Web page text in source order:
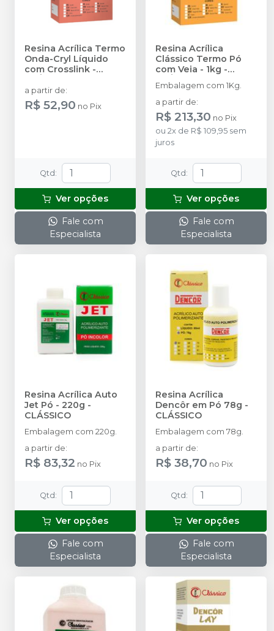
Resina Acrílica Termo
Onda-Cryl Líquido
com Crosslink -
a partir de:
R$ 52,90 no Pix
Qtd :
Ver opções
Fale com
Especialista
Resina Acrílica
Clássico Termo Pó
com Veia - 1kg -
CLÁSSICO
Embalagem com 1Kg.
a partir de:
R$ 213,30 no Pix
ou 2x de R$ 109,95 sem
juros
Qtd :
Ver opções
Fale com
Especialista
Resina Acrílica Auto
Jet Pó - 220g -
CLÁSSICO
Embalagem com 220g.
a partir de:
R$ 83,32 no Pix
Qtd :
Ver opções
Fale com
Especialista
Resina Acrílica
Dencôr em Pó 78g -
CLÁSSICO
Embalagem com 78g.
a partir de:
R$ 38,70 no Pix
Qtd :
Ver opções
Fale com
Especialista